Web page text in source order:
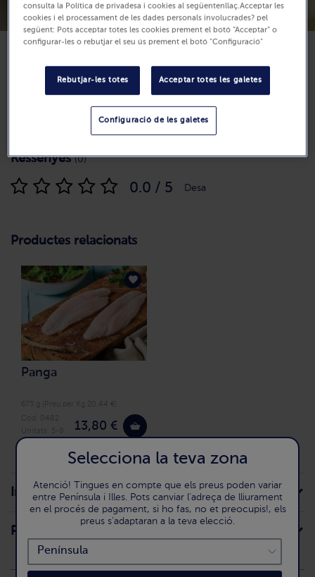
Dificultat
Temps de preparació: 40 min
Ressenyes(0)
0.0 / 5 Desa
Productes relacionats
Panga
675 g (Preu per Kg 20.44 €)
13,80 €
Cod. 0482
Unitats: 5-8
Ingredients
Preparació
Selecciona la teva zona
Atenció! Tingues en compte que els preus poden variar
entre Península i Illes. Pots canviar l'adreça de lliurament
en el procés de pagament, si ho fas, no et preocupis!, els
preus s'adaptaran a la teva elecció.
consulta la Política de privadesa i cookies al següentenllaç.Acceptar les
cookies i el processament de les dades personals involucrades? pel
següent: Pots acceptar totes les cookies prement el botó “Acceptar” o
configurar-les o rebutjar el seu ús prement el botó "Configuració"
Rebutjar-les totes Acceptar totes les galetes
Configuració de les galetes